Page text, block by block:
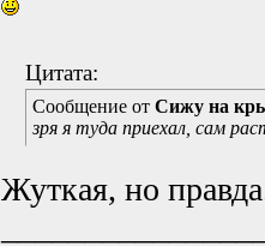
Цитата:
Сообщение от Сижу на
зря я туда приехал, сам
Жуткая, но